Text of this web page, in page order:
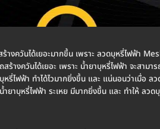
งควันได้เยอะมากขึ้น เพราะ ลวดบุหรี่ไฟฟ้า
างควันได้เยอะ เพราะ น้ำยาบุหรี่ไฟฟ้า จะสาม
หรี่ไฟฟ้า ทำได้ไวมากยิ่งขึ้น และ แน่นอนว่าเมื่อ
ยาบุหรี่ไฟฟ้า ระเหย มีมากยิ่งขึ้น และ ทำให้ ลว